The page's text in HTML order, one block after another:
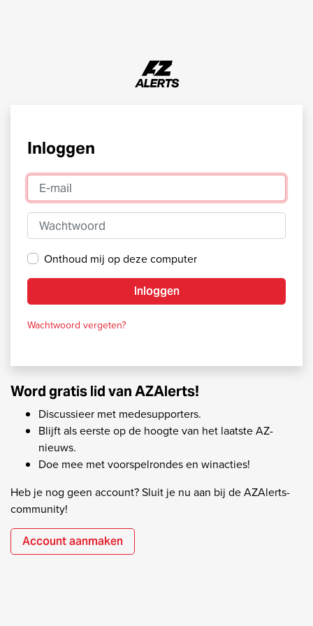
Inloggen
E-mail
Wachtwoord
Onthoud mij op deze computer
Inloggen
Wachtwoord vergeten?
Word gratis lid van AZAlerts!
Discussieer met medesupporters.
Blijft als eerste op de hoogte van het laatste AZ-
nieuws.
Doe mee met voorspelrondes en winacties!
Heb je nog geen account? Sluit je nu aan bij de AZAlerts-
community!
Account aanmaken